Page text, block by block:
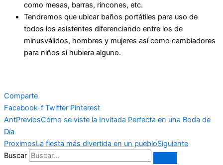
como mesas, barras, rincones, etc.
Tendremos que ubicar baños portátiles para uso de
todos los asistentes diferenciando entre los de
minusválidos, hombres y mujeres así como cambiadores
para niños si hubiera alguno.
Comparte
Facebook-f Twitter Pinterest
AntPreviosCómo se viste la Invitada Perfecta en una Boda de
Día
ProximosLa fiesta más divertida en un puebloSiguiente
Buscar